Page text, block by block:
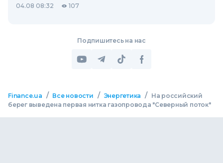
04.08 08:32 107
Подпишитесь на нас
Finance.ua / Все новости / Энергетика /
На российский
берег выведена первая нитка газопровода "Северный поток"